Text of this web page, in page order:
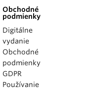
Obchodné
podmienky
Digitálne
vydanie
Obchodné
podmienky
GDPR
Používanie